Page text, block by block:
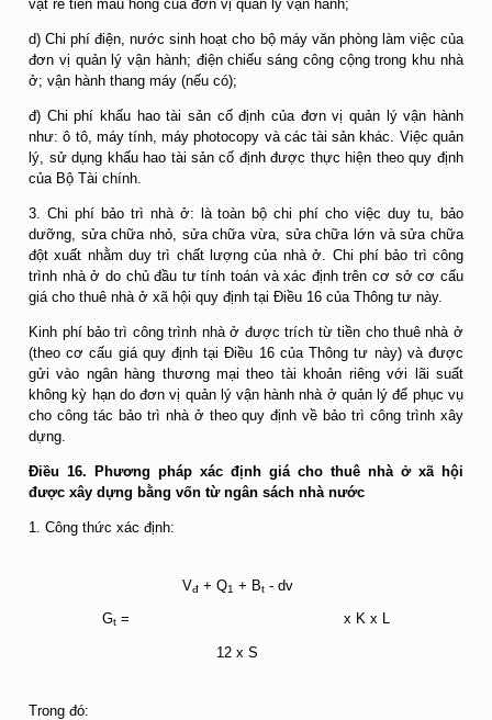
vật rẻ tiền mau hỏng của đơn vị quản lý vận hành;
d) Chi phí điện, nước sinh hoạt cho bộ máy văn phòng làm việc của
đơn vị quản lý vận hành; điện chiếu sáng công cộng trong khu nhà
ở; vận hành thang máy (nếu có);
đ) Chi phí khấu hao tài sản cố định của đơn vị quản lý vận hành
như: ô tô, máy tính, máy photocopy và các tài sản khác. Việc quản
lý, sử dụng khấu hao tài sản cố định được thực hiện theo quy định
của Bộ Tài chính.
3. Chi phí bảo trì nhà ở: là toàn bộ chi phí cho việc duy tu, bảo
dưỡng, sửa chữa nhỏ, sửa chữa vừa, sửa chữa lớn và sửa chữa
đột xuất nhằm duy trì chất lượng của nhà ở. Chi phí bảo trì công
trình nhà ở do chủ đầu tư tính toán và xác định trên cơ sở cơ cấu
giá cho thuê nhà ở xã hội quy định tại Điều 16 của Thông tư này.
Kinh phí bảo trì công trình nhà ở được trích từ tiền cho thuê nhà ở
(theo cơ cấu giá quy định tại Điều 16 của Thông tư này) và được
gửi vào ngân hàng thương mại theo tài khoản riêng với lãi suất
không kỳ hạn do đơn vị quản lý vận hành nhà ở quản lý để phục vụ
cho công tác bảo trì nhà ở theo quy định về bảo trì công trình xây
dựng.
Điều 16. Phương pháp xác định giá cho thuê nhà ở xã hội
được xây dựng bằng vốn từ ngân sách nhà nước
1. Công thức xác định:
Gt =
Vđ+ Q1 + Bt- dv
x K x L
12 x S
Trong đó: